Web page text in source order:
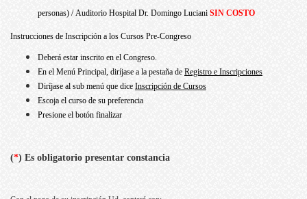
personas) /Auditorio Hospital Dr. Domingo Luciani SIN COSTO
Instrucciones de Inscripción a los Cursos Pre-Congreso
Deberá estar inscrito en el Congreso.
En el Menú Principal, diríjase a la pestaña de Registro e Inscripciones
Diríjase al sub menú que dice Inscripción de Cursos
Escoja el curso de su preferencia
Presione el botón finalizar
(*) Es obligatorio presentar constancia